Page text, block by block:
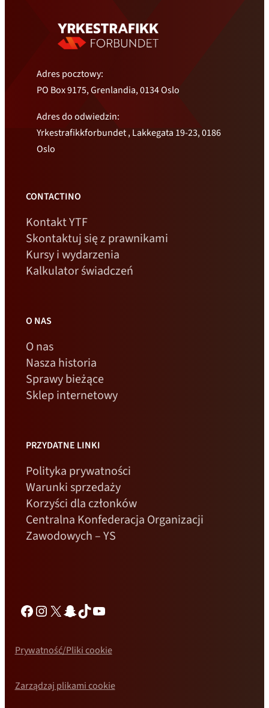
Adres pocztowy:
PO Box 9175, Grenlandia, 0134 Oslo
Adres do odwiedzin:
Yrkestrafikkforbundet , Lakkegata 19-23, 0186
Oslo
CONTACTINO
Kontakt YTF
Skontaktuj się z prawnikami
Kursy i wydarzenia
Kalkulator świadczeń
O NAS
O nas
Nasza historia
Sprawy bieżące
Sklep internetowy
PRZYDATNE LINKI
Polityka prywatności
Warunki sprzedaży
Korzyści dla członków
Centralna Konfederacja Organizacji
Zawodowych – YS
Prywatność/Pliki cookie
Zarządzaj plikami cookie
Facebook
Instagram
X Snapchat
TikTokYouTube